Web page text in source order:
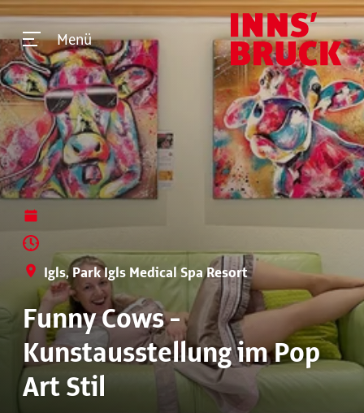
Menü
Igls, Park Igls Medical Spa Resort
Funny Cows -
Kunstausstellung im Pop
Art Stil